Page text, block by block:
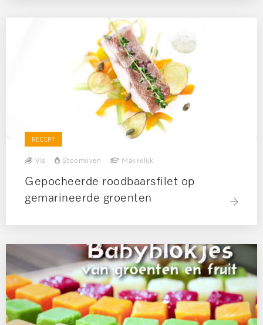
RECEPT
Vis Stoomoven Makkelijk
Gepocheerde roodbaarsfilet op
gemarineerde groenten